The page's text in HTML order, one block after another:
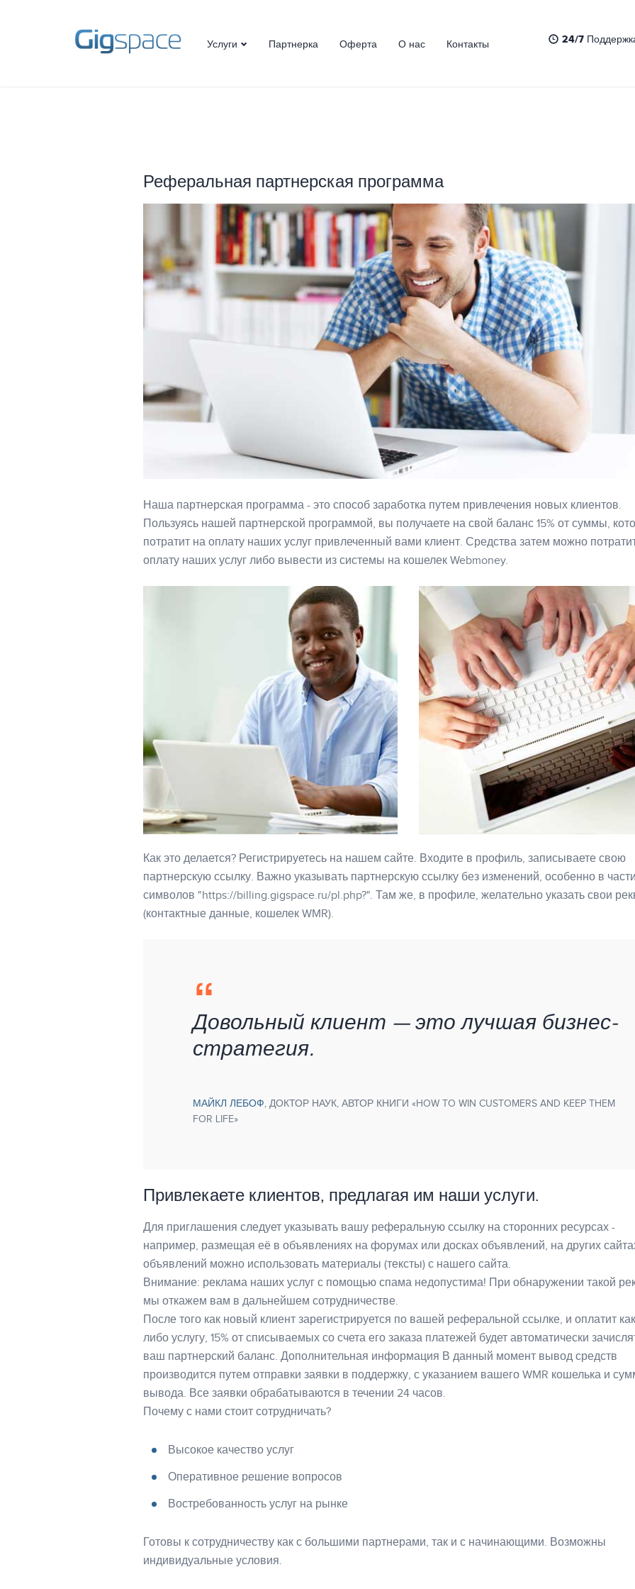
Услуги Партнерка Оферта О нас Контакты 24/7
Реферальная партнерская программа
Наша партнерская программа - это способ заработка путем привлечения новых клиентов.
Пользуясь нашей партнерской программой, вы получаете на свой баланс 15% от суммы,
потратит на оплату наших услуг привлеченный вами клиент. Средства затем можно
оплату наших услуг либо вывести из системы на кошелек Webmoney.
Как это делается? Регистрируетесь на нашем сайте. Входите в профиль, записываете свою
партнерскую ссылку. Важно указывать партнерскую ссылку без изменений, особенно в
символов "https://billing.gigspace.ru/pl.php?". Там же, в профиле, желательно указать свои
(контактные данные, кошелек WMR).
Довольный клиент — это лучшая бизнес-
стратегия.
МАЙКЛ ЛЕБОФ, ДОКТОР НАУК, АВТОР КНИГИ «HOW TO WIN CUSTOMERS AND KEEP THEM
FOR LIFE»
Привлекаете клиентов, предлагая им наши услуги.
Для приглашения следует указывать вашу реферальную ссылку на сторонних ресурсах -
например, размещая её в объявлениях на форумах или досках объявлений, на других
объявлений можно использовать материалы (тексты) с нашего сайта.
Внимание: реклама наших услуг с помощью спама недопустима! При обнаружении такой
мы откажем вам в дальнейшем сотрудничестве.
После того как новый клиент зарегистрируется по вашей реферальной ссылке, и оплатит
либо услугу, 15% от списываемых со счета его заказа платежей будет автоматически
ваш партнерский баланс. Дополнительная информация В данный момент вывод средств
производится путем отправки заявки в поддержку, с указанием вашего WMR кошелька и
вывода. Все заявки обрабатываются в течении 24 часов.
Почему с нами стоит сотрудничать?
Высокое качество услуг
Оперативное решение вопросов
Востребованность услуг на рынке
Готовы к сотрудничеству как с большими партнерами, так и с начинающими. Возможны
индивидуальные условия.